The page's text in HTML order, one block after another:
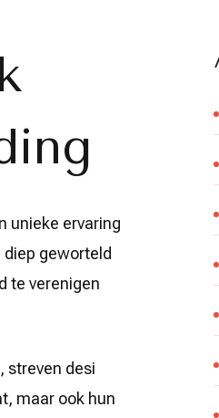
unieke ervaring
geworteld
te verenigen
streven desi
maar ook hun